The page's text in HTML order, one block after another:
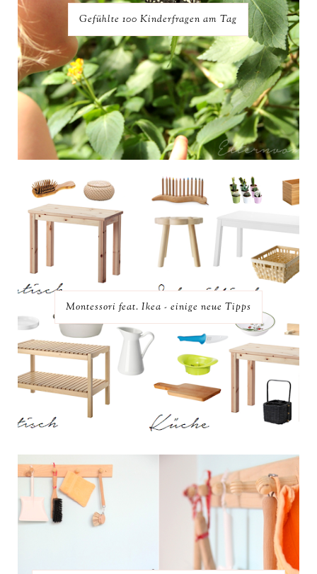
Gefühlte 100 Kinderfragen am Tag
Montessori feat. Ikea - einige neue Tipps